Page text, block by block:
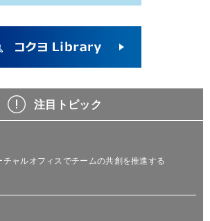
注目トピック
チャルオフィスでチームの共創を推進する